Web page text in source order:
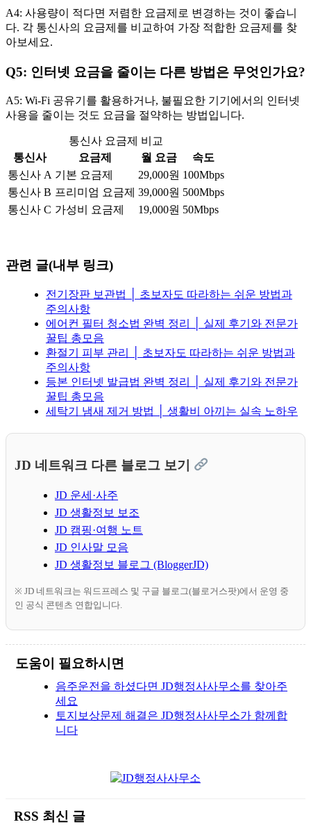
A4: 사용량이 적다면 저렴한 요금제로 변경하는 것이 좋습니
다. 각 통신사의 요금제를 비교하여 가장 적합한 요금제를 찾
아보세요.
Q5: 인터넷 요금을 줄이는 다른 방법은 무엇인가요?
A5: Wi-Fi 공유기를 활용하거나, 불필요한 기기에서의 인터넷
사용을 줄이는 것도 요금을 절약하는 방법입니다.
통신사 요금제 비교
통신사
요금제 월 요금
속도
통신사 A 기본 요금제 29,000원 100Mbps
통신사 B 프리미엄 요금제 39,000원 500Mbps
통신사 C 가성비 요금제 19,000원 50Mbps
관련 글(내부 링크)
전기장판 보관법 │ 초보자도 따라하는 쉬운 방법과
주의사항
에어컨 필터 청소법 완벽 정리 │ 실제 후기와 전문가
꿀팁 총모음
환절기 피부 관리 │ 초보자도 따라하는 쉬운 방법과
주의사항
등본 인터넷 발급법 완벽 정리 │ 실제 후기와 전문가
꿀팁 총모음
세탁기 냄새 제거 방법 │ 생활비 아끼는 실속 노하우
JD 네트워크 다른 블로그 보기
JD 운세·사주
JD 생활정보 보조
JD 캠핑·여행 노트
JD 인사말 모음
JD 생활정보 블로그 (BloggerJD)
※ JD 네트워크는 워드프레스 및 구글 블로그(블로거스팟)에서 운영 중
인 공식 콘텐츠 연합입니다.
도움이 필요하시면
음주운전을 하셨다면 JD행정사사무소를 찾아주
세요
토지보상문제 해결은 JD행정사사무소가 함께합
니다
RSS 최신 글